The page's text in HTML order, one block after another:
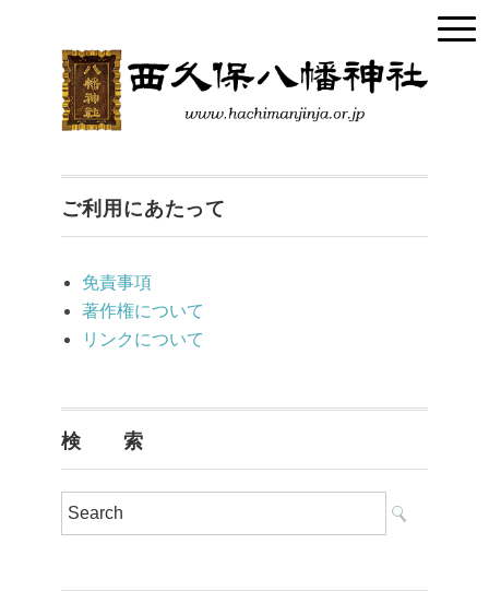
ご利用にあたって
免責事項
著作権について
リンクについて
検 索